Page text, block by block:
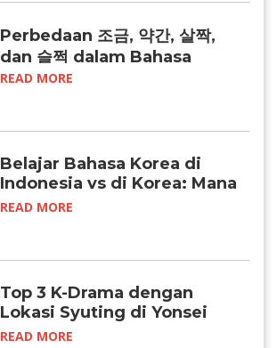
Perbedaan 조금, 약간, 살짝,
dan 슬쩍 dalam Bahasa
Korea
READ MORE
Belajar Bahasa Korea di
Indonesia vs di Korea: Mana
yang Lebih Efektif?
READ MORE
Top 3 K-Drama dengan
Lokasi Syuting di Yonsei
University
READ MORE